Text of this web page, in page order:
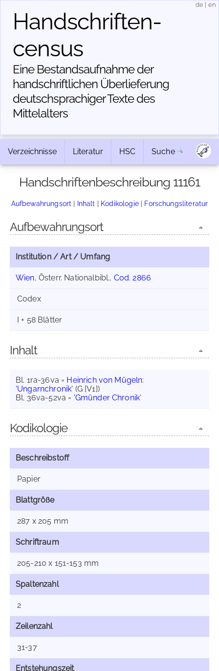
Handschriften­
census
Eine Bestandsaufnahme der
handschriftlichen Über­lieferung
deutschsprachiger Texte des
Mittelalters
de en
Verzeichnisse Literatur HSC Suche
Handschriftenbeschreibung 11161
Aufbewahrungsort | Inhalt | Kodikologie| Forschungsliteratur
Aufbewahrungsort
Institution / Art / Umfang
Wien, Österr. Nationalbibl., Cod. 2866
Codex
I + 58 Blätter
Inhalt
Bl. 1ra-36va = Heinrich von Mügeln:
'Ungarnchronik' (G [V1])
Bl. 36va-52va = 'Gmünder Chronik'
Kodikologie
Beschreibstoff
Papier
Blattgröße
287 x 205 mm
Schriftraum
205-210 x 151-153 mm
Spaltenzahl
2
Zeilenzahl
31-37
Entstehungszeit